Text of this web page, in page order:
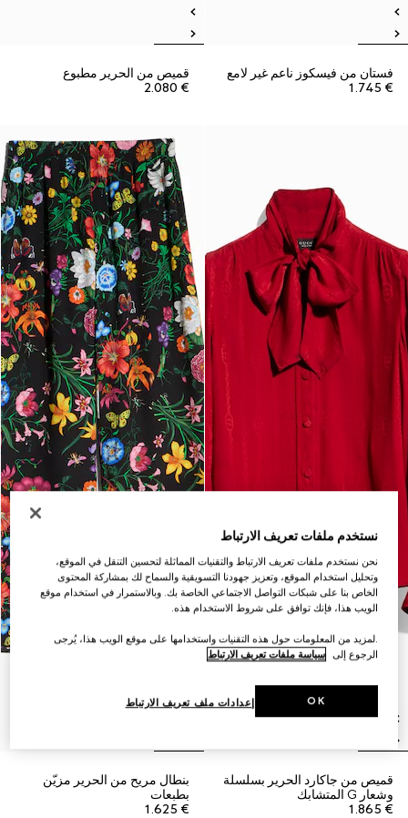
فستان من فيسكوز ناعم غير لامع
€ 1.745
قميص من الحرير مطبوع
€ 2.080
قميص من جاكارد الحرير بسلسلة
وشعار G المتشابك
€ 1.865
بنطال مريح من الحرير مزيّن
بطبعات
€ 1.625
نستخدم ملفات تعريف الارتباط
نحن نستخدم ملفات تعريف الارتباط والتقنيات المماثلة لتحسين التنقل في الموقع،
وتحليل استخدام الموقع، وتعزيز جهودنا التسويقية والسماح لك بمشاركة المحتوى
الخاص بنا على شبكات التواصل الاجتماعي الخاصة بك. وبالاستمرار في استخدام موقع
الويب هذا، فإنك توافق على شروط الاستخدام هذه.
.لمزيد من المعلومات حول هذه التقنيات واستخدامها على موقع الويب هذا، يُرجى
الرجوع إلى سياسة ملفات تعريف الارتباط
إعدادات ملف تعريف الارتباط OK